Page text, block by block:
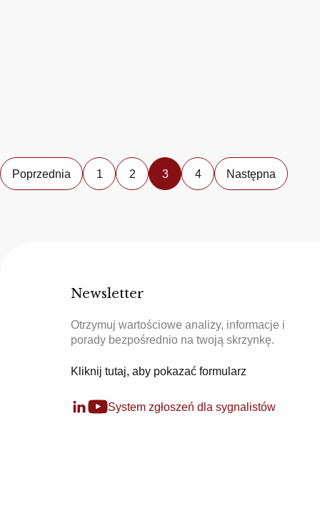
Poprzednia 1 2 3 4 Następna
Newsletter
Otrzymuj wartościowe analizy, informacje i
porady bezpośrednio na twoją skrzynkę.
Kliknij tutaj, aby pokazać formularz
System zgłoszeń dla sygnalistów